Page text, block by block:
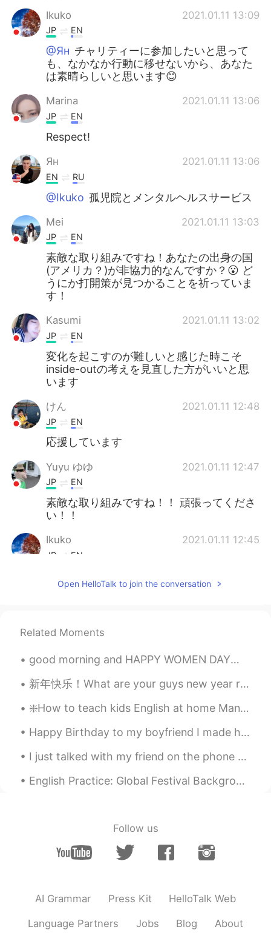
Ikuko
2021.01.11 13:09
JP EN
@Ян チャリティーに参加したいと思って
も、なかなか行動に移せないから、あなた
は素晴らしいと思います😊
Marina 2021.01.11 13:06
JP EN
Respect!
Ян 2021.01.11 13:06
EN RU
@Ikuko 孤児院とメンタルヘルスサービス
Mei 2021.01.11 13:03
JP EN
素敵な取り組みですね！あなたの出身の国
(アメリカ？)が非協力的なんですか？😮 ど
うにか打開策が見つかることを祈っていま
す！
Kasumi 2021.01.11 13:02
JP EN
変化を起こすのが難しいと感じた時こそ
inside-outの考えを見直した方がいいと思
います
けん 2021.01.11 12:48
JP EN
応援しています
Yuyu ゆゆ 2021.01.11 12:47
JP EN
素敵な取り組みですね！！ 頑張ってくださ
い！！
Ikuko 2021.01.11 12:45
JP EN
すごいですね😳
chapi 2021.01.11 12:42
頑張ってください！
Ян 2021.01.11 12:39
Japanese teacher)
Open HelloTalk to join the conversation
Related Moments
good morning and HAPPY WOMEN DAY☀️🎉 "TO EVERY WOMAN HERE JUST KNOW THAT YOU'RE BEAUTIFUL JUST THE...
新年快乐！What are your guys new year resolutions? Mine is to write a page (of anything) a day, here’s...
❇️How to teach kids English at home Many parents would like to teach their children English at ho...
Happy Birthday to my boyfriend I made him a cheesecake, made Korean BBQ at home and bought him so...
I just talked with my friend on the phone today for the first time, it was super fun! I hope to t...
English Practice: Global Festival Background: Today, my wife and I attended a Global Festival...
Follow us
AI Grammar Press Kit HelloTalk Web
Language Partners Jobs Blog About